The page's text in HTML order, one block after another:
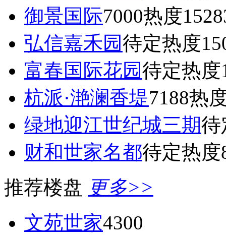
御景国际7000热度
弘信嘉禾园待定热度
富春国际花园待定热度
杭派·滟澜香堤7188热
绿地迎江世纪城三期待
财和世家名都待定热度
推荐楼盘 更多>>
文苑世家4300